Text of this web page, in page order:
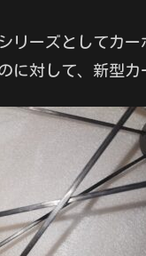
リーズとしてカ
に対して、新型カ